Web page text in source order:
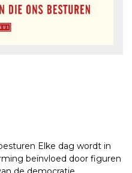
Elke dag wordt in
beïnvloed door figuren